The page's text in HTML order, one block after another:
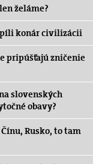
želáme?
konár civilizácii
pripúšťajú zničenie
slovenských
obavy?
Rusko, to tam